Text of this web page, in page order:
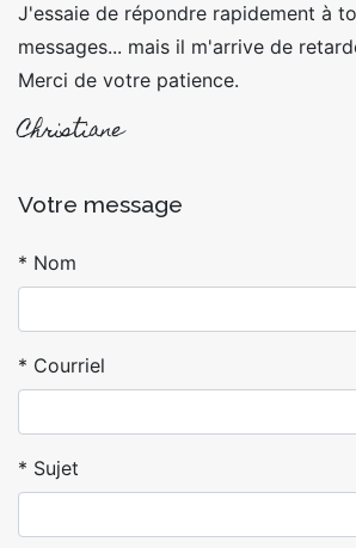
J'essaie de répondre rapidement à
messages... mais il m'arrive de
Merci de votre patience.
Christiane
Votre message
Nom
Courriel
Sujet